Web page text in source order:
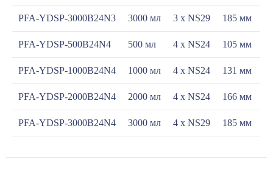
PFA-YDSP-3000B24N3 3000 мл 3 х NS29 185 мм
PFA-YDSP-500B24N4 500 мл 4 х NS24 105 мм
PFA-YDSP-1000B24N4 1000 мл 4 х NS24 131 мм
PFA-YDSP-2000B24N4 2000 мл 4 х NS24 166 мм
PFA-YDSP-3000B24N4 3000 мл 4 х NS29 185 мм